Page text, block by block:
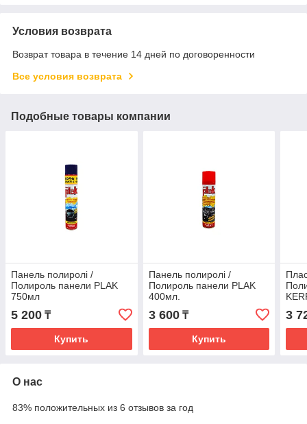
Условия возврата
Возврат товара в течение 14 дней по договоренности
Все условия возврата
Подобные товары компании
Панель полиролі /
Полироль панели PLAK
750мл
5 200 ₸
Купить
Панель полиролі /
Полироль панели PLAK
400мл.
3 600₸
Купить
3
О нас
83% положительных из 6 отзывов за год